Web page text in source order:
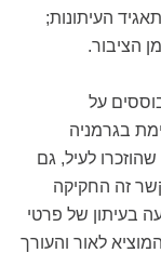
העיתונות;
הציבור.
על
בגרמניה
לעיל, גם
זה החקיקה
בעיתון של פרטי
לאור והעורך